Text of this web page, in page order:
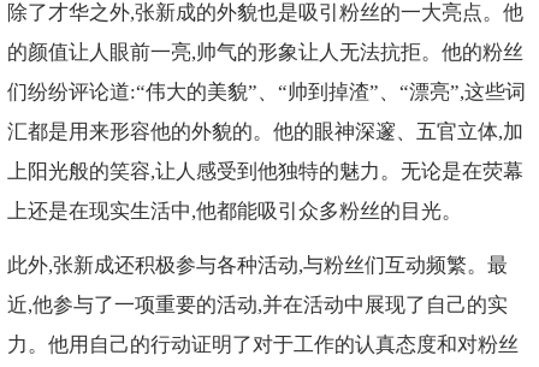
除了才华之外,张新成的外貌也是吸引粉丝的一大亮点。他
的颜值让人眼前一亮,帅气的形象让人无法抗拒。他的粉丝
们纷纷评论道:“伟大的美貌”、“帅到掉渣”、“漂亮”,这些词
汇都是用来形容他的外貌的。他的眼神深邃、五官立体,加
上阳光般的笑容,让人感受到他独特的魅力。无论是在荧幕
上还是在现实生活中,他都能吸引众多粉丝的目光。
此外,张新成还积极参与各种活动,与粉丝们互动频繁。最
近,他参与了一项重要的活动,并在活动中展现了自己的实
力。他用自己的行动证明了对于工作的认真态度和对粉丝